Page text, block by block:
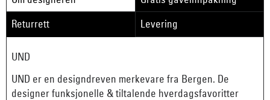
Returrett
Levering
UND
UND er en designdreven merkevare fra Bergen. De
designer funksjonelle & tiltalende hverdagsfavoritter